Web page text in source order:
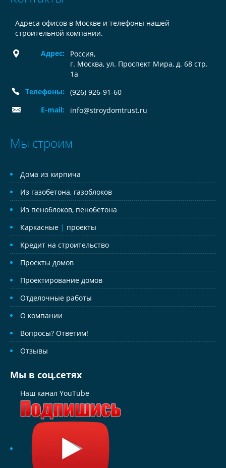
Адреса офисов в Москве и телефоны нашей
строительной компании.
Адрес: Россия,
г. Москва, ул. Проспект Мира, д. 68 стр.
1а
Телефоны:
(926) 926-91-60
E-mail:
info@stroydomtrust.ru
Мы строим
Дома из кирпича
Из газобетона, газоблоков
Из пеноблоков, пенобетона
Каркасные | проекты
Кредит на строительство
Проекты домов
Проектирование домов
Отделочные работы
О компании
Вопросы? Ответим!
Отзывы
Мы в соц.сетях
Наш канал YouTube